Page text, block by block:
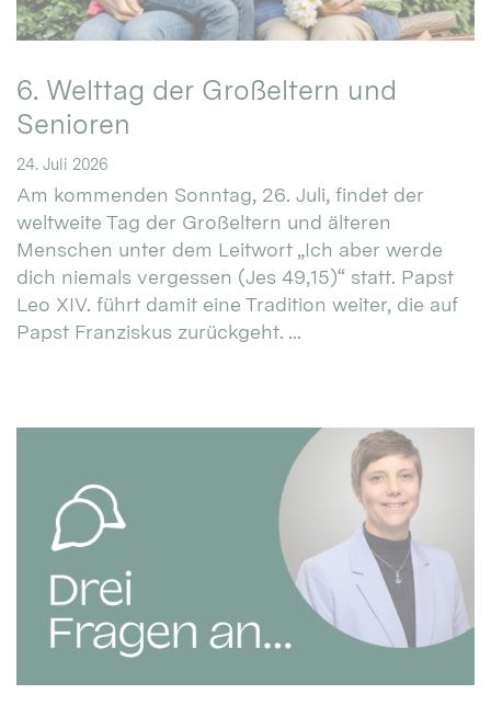
6. Welttag der Großeltern und
Senioren
24. Juli 2026
Am kommenden Sonntag, 26. Juli, findet der
weltweite Tag der Großeltern und älteren
Menschen unter dem Leitwort „Ich aber werde
dich niemals vergessen (Jes 49,15)“ statt. Papst
Leo XIV. führt damit eine Tradition weiter, die auf
Papst Franziskus zurückgeht. ...